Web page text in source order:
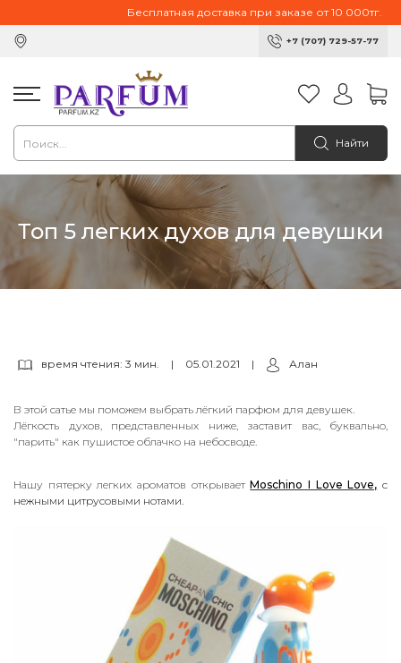
Бесплатная доставка при заказе от 10 000тг.
+7 (707) 729-57-77
Найти
Топ 5 легких духов для девушки
время чтения: 3 мин. | 05.01.2021 | Алан
В этой сатье мы поможем выбрать лёгкий парфюм для девушек.
Лёгкость духов, представленных ниже, заставит вас, буквально,
"парить" как пушистое облачко на небосводе.
Нашу пятерку легких ароматов открываетMoschino I Love Love, с
нежными цитрусовыми нотами.